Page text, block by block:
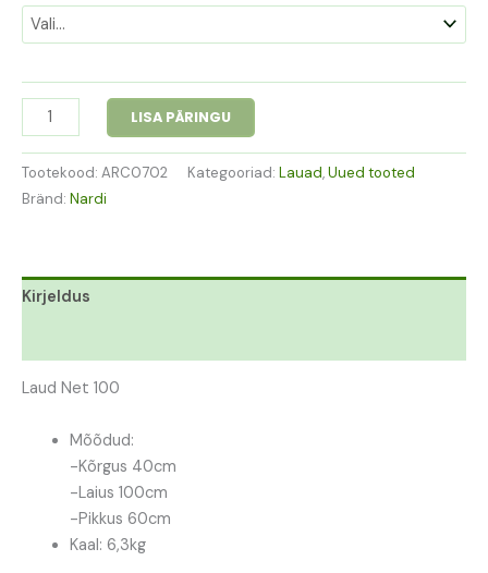
LISA PÄRINGU
Tootekood: ARC0702 Kategooriad: Lauad,Uued tooted
Bränd: Nardi
Kirjeldus
Laud Net 100
Mõõdud:
-Kõrgus 40cm
-Laius 100cm
-Pikkus 60cm
Kaal: 6,3kg